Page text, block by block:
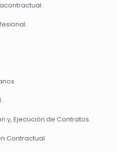
Ejecución de Contratos.
Contractual.